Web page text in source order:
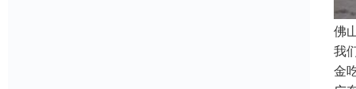
佛
我
金